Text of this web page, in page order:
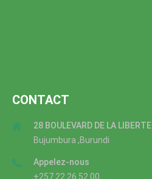
CONTACT
28 BOULEVARD DE LA LIBERTE
Bujumbura ,Burundi
Appelez-nous
+257 22 26 52 00